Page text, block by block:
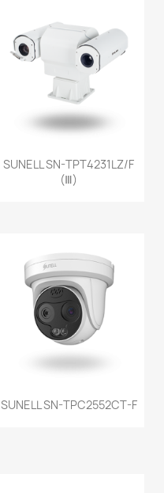
SUNELL SN-TPT4231LZ/F
(Ⅲ)
SUNELL SN-TPC2552CT-F